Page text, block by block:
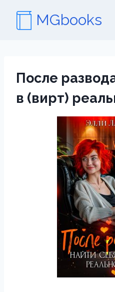
содержимому
MGbooks
После
в (вирт)